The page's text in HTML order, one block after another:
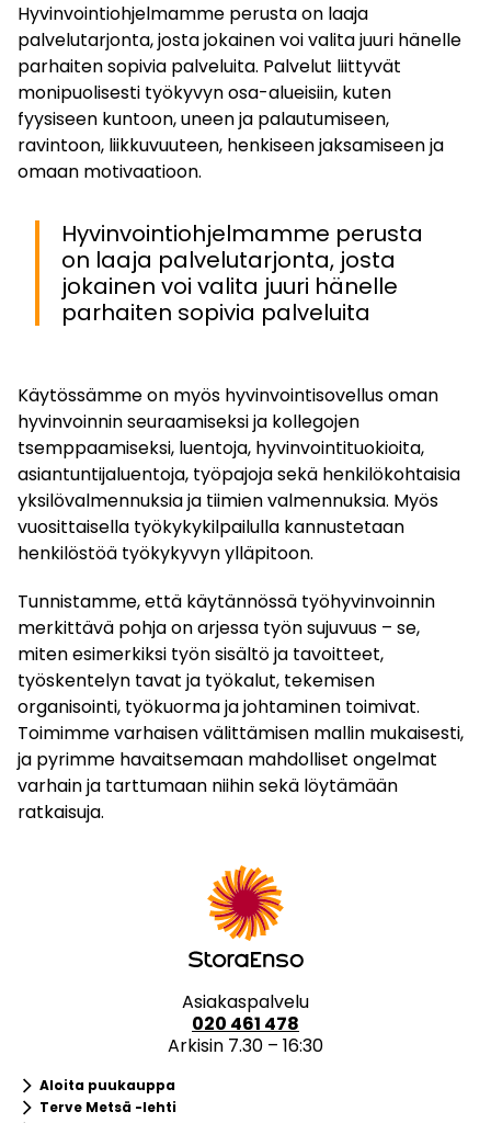
Hyvinvointiohjelmamme perusta on laaja
palvelutarjonta, josta jokainen voi valita juuri hänelle
parhaiten sopivia palveluita. Palvelut liittyvät
monipuolisesti työkyvyn osa-alueisiin, kuten
fyysiseen kuntoon, uneen ja palautumiseen,
ravintoon, liikkuvuuteen, henkiseen jaksamiseen ja
omaan motivaatioon.
Hyvinvointiohjelmamme perusta
on laaja palvelutarjonta, josta
jokainen voi valita juuri hänelle
parhaiten sopivia palveluita
Käytössämme on myös hyvinvointisovellus oman
hyvinvoinnin seuraamiseksi ja kollegojen
tsemppaamiseksi, luentoja, hyvinvointituokioita,
asiantuntijaluentoja, työpajoja sekä henkilökohtaisia
yksilövalmennuksia ja tiimien valmennuksia. Myös
vuosittaisella työkykykilpailulla kannustetaan
henkilöstöä työkykyvyn ylläpitoon.
Tunnistamme, että käytännössä työhyvinvoinnin
merkittävä pohja on arjessa työn sujuvuus – se,
miten esimerkiksi työn sisältö ja tavoitteet,
työskentelyn tavat ja työkalut, tekemisen
organisointi, työkuorma ja johtaminen toimivat.
Toimimme varhaisen välittämisen mallin mukaisesti,
ja pyrimme havaitsemaan mahdolliset ongelmat
varhain ja tarttumaan niihin sekä löytämään
ratkaisuja.
Asiakaspalvelu
020 461 478
Arkisin 7.30 – 16:30
keyboard_arrow_rightAloita puukauppa
keyboard_arrow_rightTerve Metsä -lehti